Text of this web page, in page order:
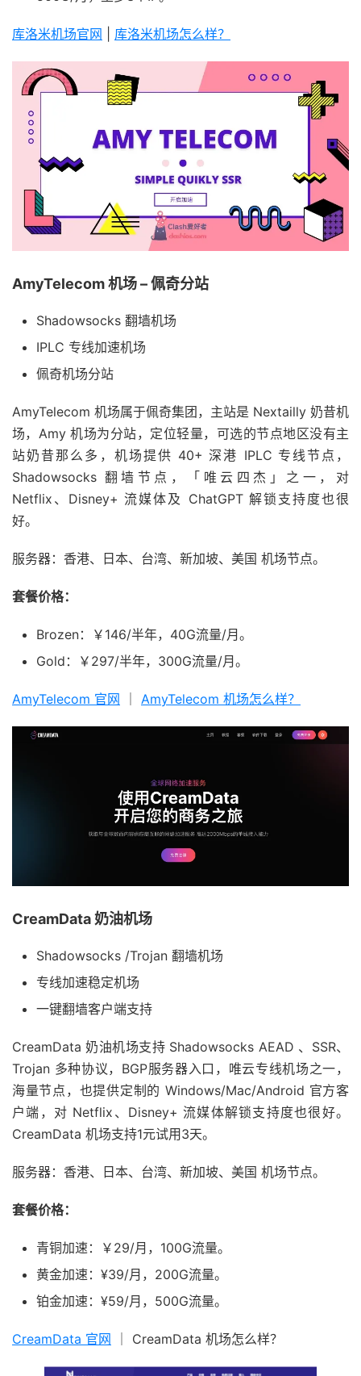
库洛米机场官网 库洛米机场怎么样？
AmyTelecom 机场 – 佩奇分站
Shadowsocks 翻墙机场
IPLC 专线加速机场
佩奇机场分站
AmyTelecom 机场属于佩奇集团，主站是 Nextailly 奶昔机
场，Amy 机场为分站，定位轻量，可选的节点地区没有主
站奶昔那么多，机场提供 40+ 深港 IPLC 专线节点，
Shadowsocks 翻墙节点，「唯云四杰」之一，对
Netflix、Disney+ 流媒体及 ChatGPT 解锁支持度也很
好。
服务器：香港、日本、台湾、新加坡、美国 机场节点。
套餐价格：
Brozen：￥146/半年，40G流量/月。
Gold：￥297/半年，300G流量/月。
AmyTelecom 官网 AmyTelecom 机场怎么样？
CreamData 奶油机场
Shadowsocks /Trojan 翻墙机场
专线加速稳定机场
一键翻墙客户端支持
CreamData 奶油机场支持 Shadowsocks AEAD 、SSR、
Trojan 多种协议，BGP服务器入口，唯云专线机场之一，
海量节点，也提供定制的 Windows/Mac/Android 官方客
户端，对 Netflix、Disney+ 流媒体解锁支持度也很好。
CreamData 机场支持1元试用3天。
服务器：香港、日本、台湾、新加坡、美国 机场节点。
套餐价格：
青铜加速：￥29/月，100G流量。
黄金加速：¥39/月，200G流量。
铂金加速：¥59/月，500G流量。
CreamData 官网 ｜ CreamData 机场怎么样？